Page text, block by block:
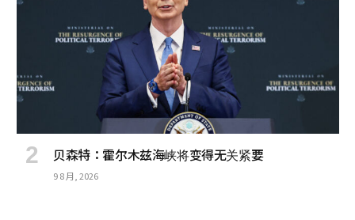
贝森特：霍尔木兹海峡将变得无关紧要
9 8 月, 2026